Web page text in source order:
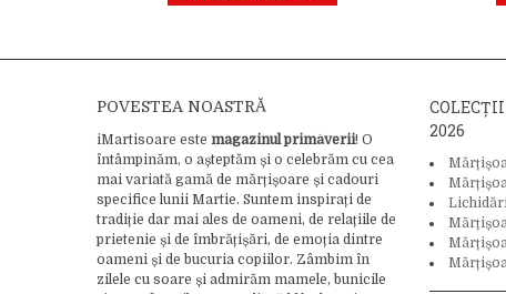
POVESTEA NOASTRĂ
iMartisoare este magazinul primăverii! O
întâmpinăm, o așteptăm și o celebrăm cu cea
mai variată gamă de mărțișoare și cadouri
specifice lunii Martie. Suntem inspirați de
tradiție dar mai ales de oameni, de relațiile de
prietenie și de îmbrățișări, de emoția dintre
oameni și de bucuria copiilor. Zâmbim în
zilele cu soare și admirăm mamele, bunicile
2026